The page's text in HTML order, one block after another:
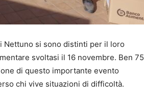
Nettuno si sono distinti per il loro
svoltasi il 16 novembre. Ben 75
di questo importante evento
chi vive situazioni di difficoltà.